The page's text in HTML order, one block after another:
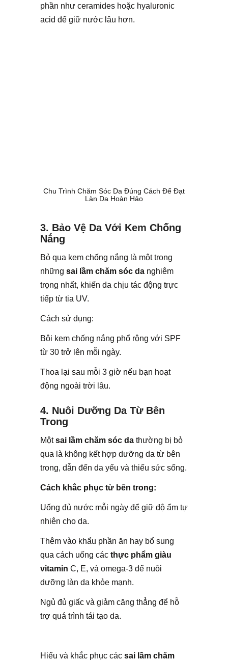
phần như ceramides hoặc hyaluronic
acid để giữ nước lâu hơn.
Chu Trình Chăm Sóc Da Đúng Cách Để Đạt
Làn Da Hoàn Hảo
3. Bảo Vệ Da Với Kem Chống
Nắng
Bỏ qua kem chống nắng là một trong
những sai lầm chăm sóc da nghiêm
trọng nhất, khiến da chịu tác động trực
tiếp từ tia UV.
Cách sử dụng:
Bôi kem chống nắng phổ rộng với SPF
từ 30 trở lên mỗi ngày.
Thoa lại sau mỗi 3 giờ nếu bạn hoạt
động ngoài trời lâu.
4. Nuôi Dưỡng Da Từ Bên
Trong
Mộtsai lầm chăm sóc da thường bị bỏ
qua là không kết hợp dưỡng da từ bên
trong, dẫn đến da yếu và thiếu sức sống.
Cách khắc phục từ bên trong:
Uống đủ nước mỗi ngày để giữ độ ẩm tự
nhiên cho da.
Thêm vào khẩu phần ăn hay bổ sung
qua cách uống các thực phẩm giàu
vitamin C, E, và omega-3 để nuôi
dưỡng làn da khỏe mạnh.
Ngủ đủ giấc và giảm căng thẳng để hỗ
trợ quá trình tái tạo da.
Hiểu và khắc phục các sai lầm chăm